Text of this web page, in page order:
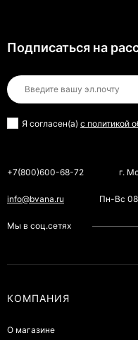
Подписаться на
Я согласен(a) с политикой
+7(800)600-68-72 г.
info@bvana.ru Пн-Вс
Мы в соц.сетях
КОМПАНИЯ
О магазине